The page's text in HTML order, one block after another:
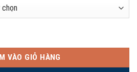
nước LS2 Snow Man số lượng
VÀO GIỎ HÀNG